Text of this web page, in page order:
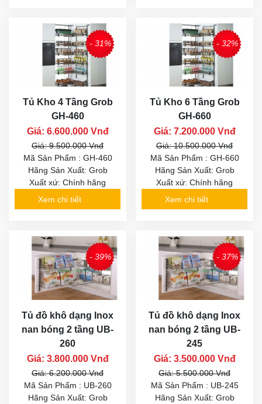
- 31%
Tủ Kho 4 Tầng Grob
GH-460
Giá: 6.600.000 Vnđ
Giá: 9.500.000 Vnđ
Mã Sản Phẩm : GH-460
Hãng Sản Xuất: Grob
Xuất xứ: Chính hãng
Xem chi tiết
- 32%
Tủ Kho 6 Tầng Grob
GH-660
Giá: 7.200.000 Vnđ
Giá: 10.500.000 Vnđ
Mã Sản Phẩm : GH-660
Hãng Sản Xuất: Grob
Xuất xứ: Chính hãng
Xem chi tiết
- 39%
Tủ đồ khô dạng Inox
nan bóng 2 tầng UB-
260
Giá: 3.800.000 Vnđ
Giá: 6.200.000 Vnđ
Mã Sản Phẩm : UB-260
Hãng Sản Xuất: Grob
- 37%
Tủ đồ khô dạng Inox
nan bóng 2 tầng UB-
245
Giá: 3.500.000 Vnđ
Giá: 5.500.000 Vnđ
Mã Sản Phẩm : UB-245
Hãng Sản Xuất: Grob